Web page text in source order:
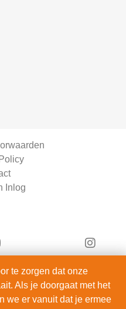
Inlog
onderdeel van
KVK 90914872
te zorgen dat onze
Als je doorgaat met het
we er vanuit dat je ermee